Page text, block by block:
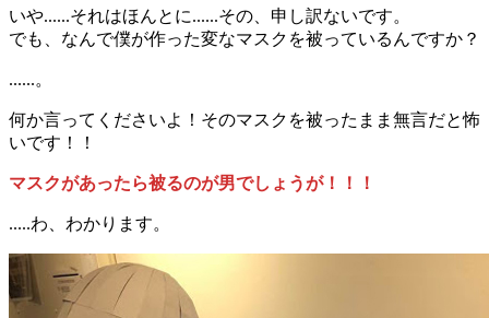
いや......それはほんとに......その、申し訳ないです。
でも、なんで僕が作った変なマスクを被っているんですか？
......。
何か言ってくださいよ！そのマスクを被ったまま無言だと怖
いです！！
マスクがあったら被るのが男でしょうが！！！
.....わ、わかります。